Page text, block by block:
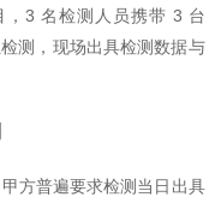
3 名检测人员携带 3 台
测，现场出具检测数据与
方普遍要求检测当日出具